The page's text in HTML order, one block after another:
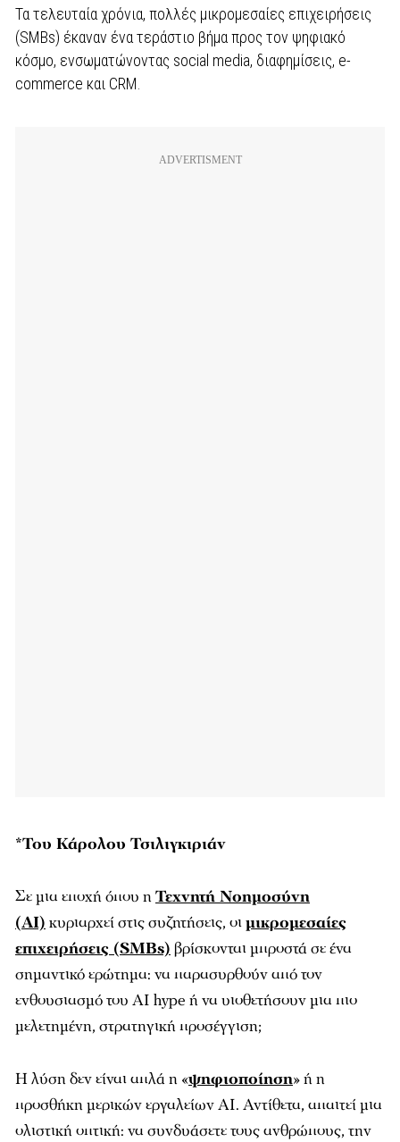
Τα τελευταία χρόνια, πολλές μικρομεσαίες επιχειρήσεις
(SMBs) έκαναν ένα τεράστιο βήμα προς τον ψηφιακό
κόσμο, ενσωματώνοντας social media, διαφημίσεις, e-
commerce και CRM.
*Του Κάρολου Τσιλιγκιριάν
Σε μια εποχή όπου ηΤεχνητή Νοημοσύνη
(AI) κυριαρχεί στις συζητήσεις, οιμικρομεσαίες
επιχειρήσεις (SMBs) βρίσκονται μπροστά σε ένα
σημαντικό ερώτημα: να παρασυρθούν από τον
ενθουσιασμό του AI hype ή να υιοθετήσουν μια πιο
μελετημένη, στρατηγική προσέγγιση;
Η λύση δεν είναι απλά η «ψηφιοποίηση» ή η
προσθήκη μερικών εργαλείων AI. Αντίθετα, απαιτεί μια
ολιστική οπτική: να συνδυάσετε τους ανθρώπους, την